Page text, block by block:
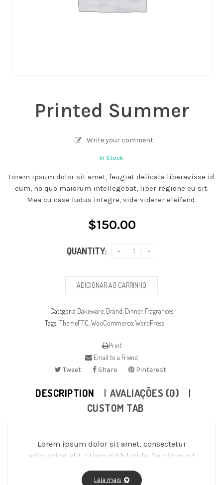
Printed Summer
Write your comment
In Stock
Lorem ipsum dolor sit amet, feugiat delicata liberavisse id
cum, no quo maiorum intellegebat, liber regione eu sit.
Mea cu case ludus integre, vide viderer eleifend.
$150.00
QUANTITY:
ADICIONAR AO CARRINHO
Categoria Bakeware, Brand, Dinner, Fragrances
Tags: ThemeFTC,WooCommerce,WordPress
Print
Email to a Friend
Tweet
Share Pinterest
DESCRIPTION
AVALIAÇÕES (0)
CUSTOM TAB
Lorem ipsum dolor sit amet, consectetur
adipiscing elit. Etiam nibh ligula, faucibus sit
feugiat enim, id fermentum magna.
Leia mais